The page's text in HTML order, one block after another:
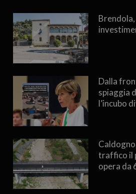
Dalla
spiaggia
l’incubo
traffico il
opera da